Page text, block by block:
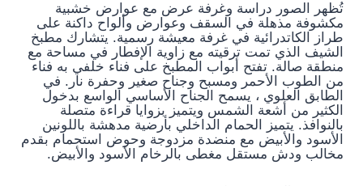
تُظهر الصور دراسة وغرفة عرض مع عوارض خشبية
مكشوفة مذهلة في السقف وعوارض وألواح داكنة على
طراز الكاتدرائية في غرفة معيشة رسمية. يتشارك مطبخ
الشيف الذي تمت ترقيته مع زاوية الإفطار في مساحة مع
منطقة صالة. تفتح أبواب المطبخ على فناء خلفي به فناء
من الطوب الأحمر ومسبح وجناح صغير وحفرة نار. في
الطابق العلوي ، يسمح الجناح الأساسي الواسع بدخول
الكثير من أشعة الشمس ويتميز بزوايا قراءة متصلة
بالنوافذ. يتميز الحمام الداخلي بأرضية مدهشة باللونين
الأسود والأبيض مع منضدة مزدوجة وحوض استحمام بقدم
مخالب ودش مستقل مغطى بالرخام الأسود والأبيض.